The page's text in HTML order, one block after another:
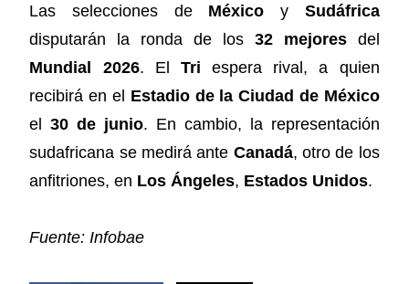
Las selecciones de México y Sudáfrica
disputarán la ronda de los 32 mejoresdel
Mundial 2026. El Tri espera rival, a quien
recibirá en el Estadio de la Ciudad de México
el30 de junio. En cambio, la representación
sudafricana se medirá ante Canadá, otro de los
anfitriones, en Los Ángeles, Estados Unidos.
Fuente: Infobae